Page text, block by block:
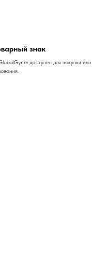
знак
доступен для покупки или